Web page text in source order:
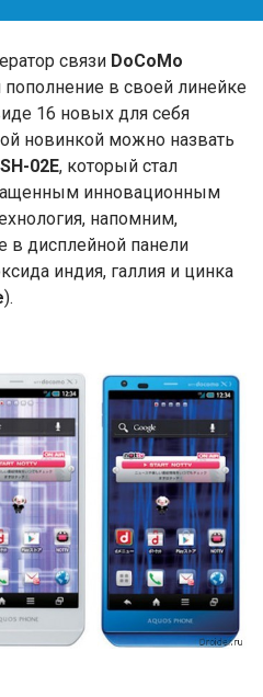
связи DoCoMo
в своей линейке
16 новых для себя
новинкой можно назвать
02E, который стал
инновационным
напомним,
в дисплейной панели
индия, галлия и цинка
).